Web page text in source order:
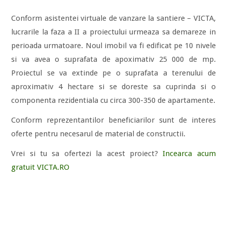
Conform asistentei virtuale de vanzare la santiere – VICTA,
lucrarile la faza a II a proiectului urmeaza sa demareze in
perioada urmatoare. Noul imobil va fi edificat pe 10 nivele
si va avea o suprafata de apoximativ 25 000 de mp.
Proiectul se va extinde pe o suprafata a terenului de
aproximativ 4 hectare si se doreste sa cuprinda si o
componenta rezidentiala cu circa 300-350 de apartamente.
Conform reprezentantilor beneficiarilor sunt de interes
oferte pentru necesarul de material de constructii.
Vrei si tu sa ofertezi la acest proiect?Incearca acum
gratuit VICTA.RO